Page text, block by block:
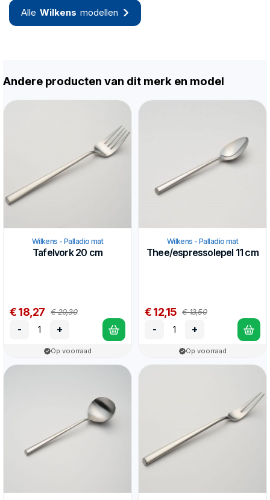
Alle Wilkens modellen
Andere producten van dit merk en model
Wilkens - Palladio mat
Tafelvork 20 cm
€ 18,27 € 20,30
- +
Op voorraad
Wilkens - Palladio mat
Thee/espressolepel 11 cm
€ 12,15 € 13,50
- +
Op voorraad